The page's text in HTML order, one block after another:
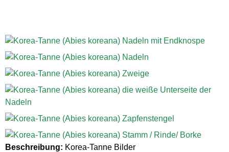
Beschreibung: Korea-Tanne Bilder